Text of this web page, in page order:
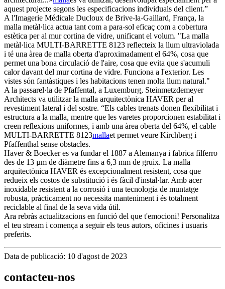
aquest projecte segons les especificacions individuals del client.”
A l'Imagerie Médicale Ducloux de Brive-la-Gaillard, França, la
malla metàl·lica actua tant com a para-sol eficaç com a cobertura
estètica per al mur cortina de vidre, unificant el volum. "La malla
metàl·lica MULTI-BARRETTE 8123 reflecteix la llum ultraviolada
i té una àrea de malla oberta d'aproximadament el 64%, cosa que
permet una bona circulació de l'aire, cosa que evita que s'acumuli
calor davant del mur cortina de vidre. Funciona a l'exterior. Les
vistes són fantàstiques i les habitacions tenen molta llum natural."
A la passarel·la de Pfaffental, a Luxemburg, Steinmetzdemeyer
Architects va utilitzar la malla arquitectònica HAVER per al
revestiment lateral i del sostre. “Els cables trenats donen flexibilitat i
estructura a la malla, mentre que les varetes proporcionen estabilitat i
creen reflexions uniformes, i amb una àrea oberta del 64%, el cable
MULTI-BARRETTE 8123mallaet permet veure Kirchberg i
Pfaffenthal sense obstacles.
Haver & Boecker es va fundar el 1887 a Alemanya i fabrica filferro
des de 13 µm de diàmetre fins a 6,3 mm de gruix. La malla
arquitectònica HAVER és excepcionalment resistent, cosa que
redueix els costos de substitució i és fàcil d'instal·lar. Amb acer
inoxidable resistent a la corrosió i una tecnologia de muntatge
robusta, pràcticament no necessita manteniment i és totalment
reciclable al final de la seva vida útil.
Ara rebràs actualitzacions en funció del que t'emocioni! Personalitza
el teu stream i comença a seguir els teus autors, oficines i usuaris
preferits.
Data de publicació: 10 d'agost de 2023
contacteu-nos